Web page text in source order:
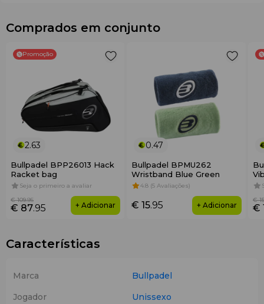
Comprados em conjunto
Promoção
2.63
Bullpadel BPP26013 Hack
Racket bag
Seja o primeiro a avaliar
€ 87.95
€ 109.95
+ Adicionar
0.47
Bullpadel BPMU262
Wristband Blue Green
4.8 (5 Avaliações)
€ 15.95 + Adicionar €
€ 15
Características
Marca
Bullpadel
Jogador
Unissexo